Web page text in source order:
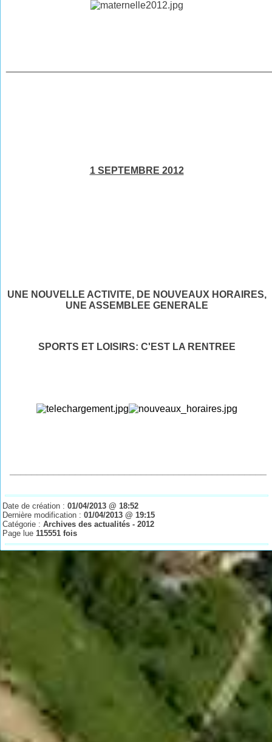
1 SEPTEMBRE 2012
UNE NOUVELLE ACTIVITE, DE NOUVEAUX HORAIRES,
UNE ASSEMBLEE GENERALE
SPORTS ET LOISIRS: C'EST LA RENTREE
Date de création :01/04/2013 @ 18:52
Dernière modification :01/04/2013 @ 19:15
Catégorie :Archives des actualités - 2012
Page lue115551 fois